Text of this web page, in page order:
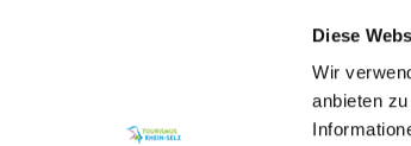
Diese
Wir
anbieten